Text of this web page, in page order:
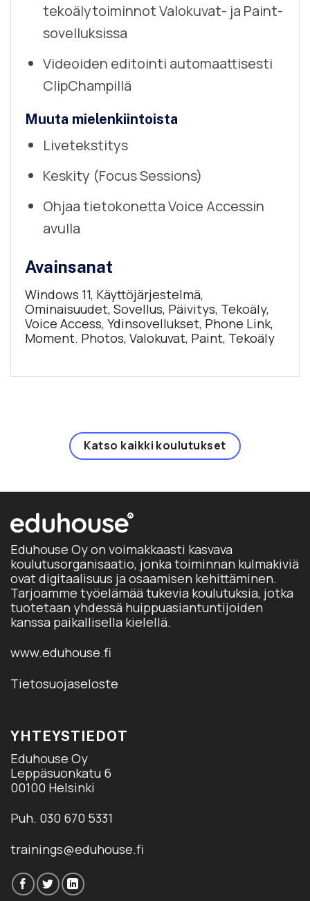
tekoälytoiminnot Valokuvat- ja Paint-
sovelluksissa
Videoiden editointi automaattisesti
ClipChampillä
Muuta mielenkiintoista
Livetekstitys
Keskity (Focus Sessions)
Ohjaa tietokonetta Voice Accessin
avulla
Avainsanat
Windows 11, Käyttöjärjestelmä,
Ominaisuudet, Sovellus, Päivitys, Tekoäly,
Voice Access, Ydinsovellukset, Phone Link,
Moment. Photos, Valokuvat, Paint, Tekoäly
Katso kaikki koulutukset
Eduhouse Oy on voimakkaasti kasvava
koulutusorganisaatio, jonka toiminnan kulmakiviä
ovat digitaalisuus ja osaamisen kehittäminen.
Tarjoamme työelämää tukevia koulutuksia, jotka
tuotetaan yhdessä huippuasiantuntijoiden
kanssa paikallisella kielellä.
www.eduhouse.fi
Tietosuojaseloste
YHTEYSTIEDOT
Eduhouse Oy
Leppäsuonkatu 6
00100 Helsinki
Puh. 030 670 5331
trainings@eduhouse.fi